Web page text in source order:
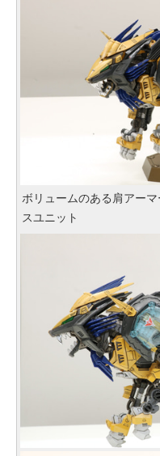
ボリュームのある肩アー
スユニット